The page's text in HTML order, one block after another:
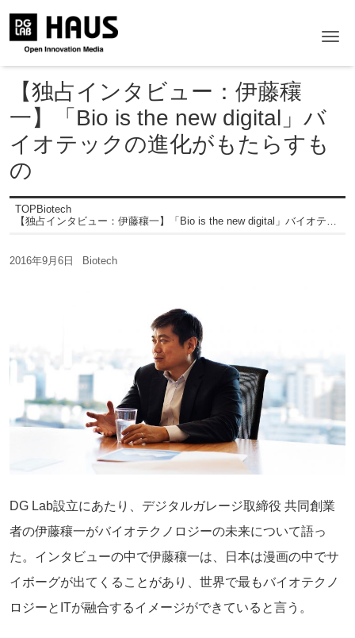
【独占インタビュー：伊藤穰
一】「Bio is the new digital」バ
イオテックの進化がもたらすも
の
TOP Biotech
【独占インタビュー：伊藤穰一】「Bio is the new digital」バイオテックの進化がもたらすもの
2016年9月6日 Biotech
DG Lab設立にあたり、デジタルガレージ取締役 共同創業
者の伊藤穰一がバイオテクノロジーの未来について語っ
た。インタビューの中で伊藤穰一は、日本は漫画の中でサ
イボーグが出てくることがあり、世界で最もバイオテクノ
ロジーとITが融合するイメージができていると言う。